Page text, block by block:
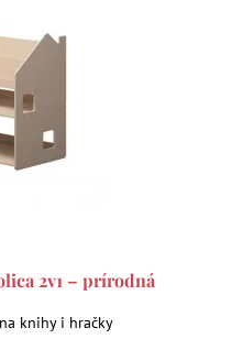
2v1 – prírodná
knihy i hračky